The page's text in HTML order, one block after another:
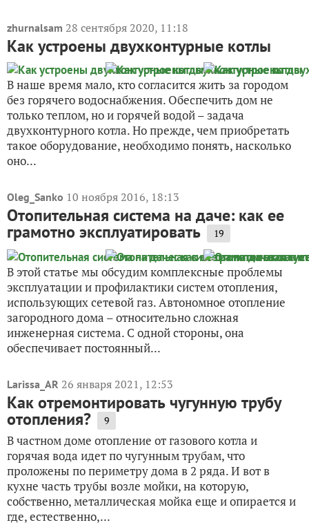
zhurnalsam 28 сентября 2020, 11:18
Как устроены двухконтурные котлы
В наше время мало, кто согласится жить за городом
без горячего водоснабжения. Обеспечить дом не
только теплом, но и горячей водой – задача
двухконтурного котла. Но прежде, чем приобретать
такое оборудование, необходимо понять, насколько
оно...
Oleg_Sanko 10 ноября 2016, 18:13
Отопительная система на даче: как ее
грамотно эксплуатировать 19
В этой статье мы обсудим комплексные проблемы
эксплуатации и профилактики систем отопления,
использующих сетевой газ. Автономное отопление
загородного дома – относительно сложная
инженерная система. С одной стороны, она
обеспечивает постоянный...
Larissa_AR 26 января 2021, 12:53
Как отремонтировать чугунную трубу
отопления? 9
В частном доме отопление от газового котла и
горячая вода идет по чугунным трубам, что
проложены по периметру дома в 2 ряда. И вот в
кухне часть трубы возле мойки, на которую,
собственно, металлическая мойка еще и опирается и
где, естественно,...